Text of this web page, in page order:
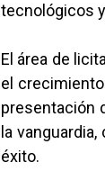
tecnológicos
El área de
el
presentación
la
éxito.